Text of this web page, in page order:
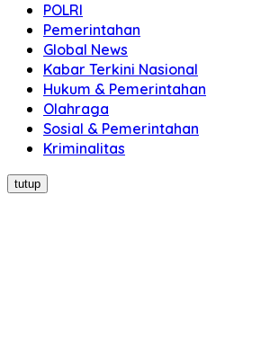
POLRI
Pemerintahan
Global News
Kabar Terkini Nasional
Hukum & Pemerintahan
Olahraga
Sosial & Pemerintahan
Kriminalitas
tutup